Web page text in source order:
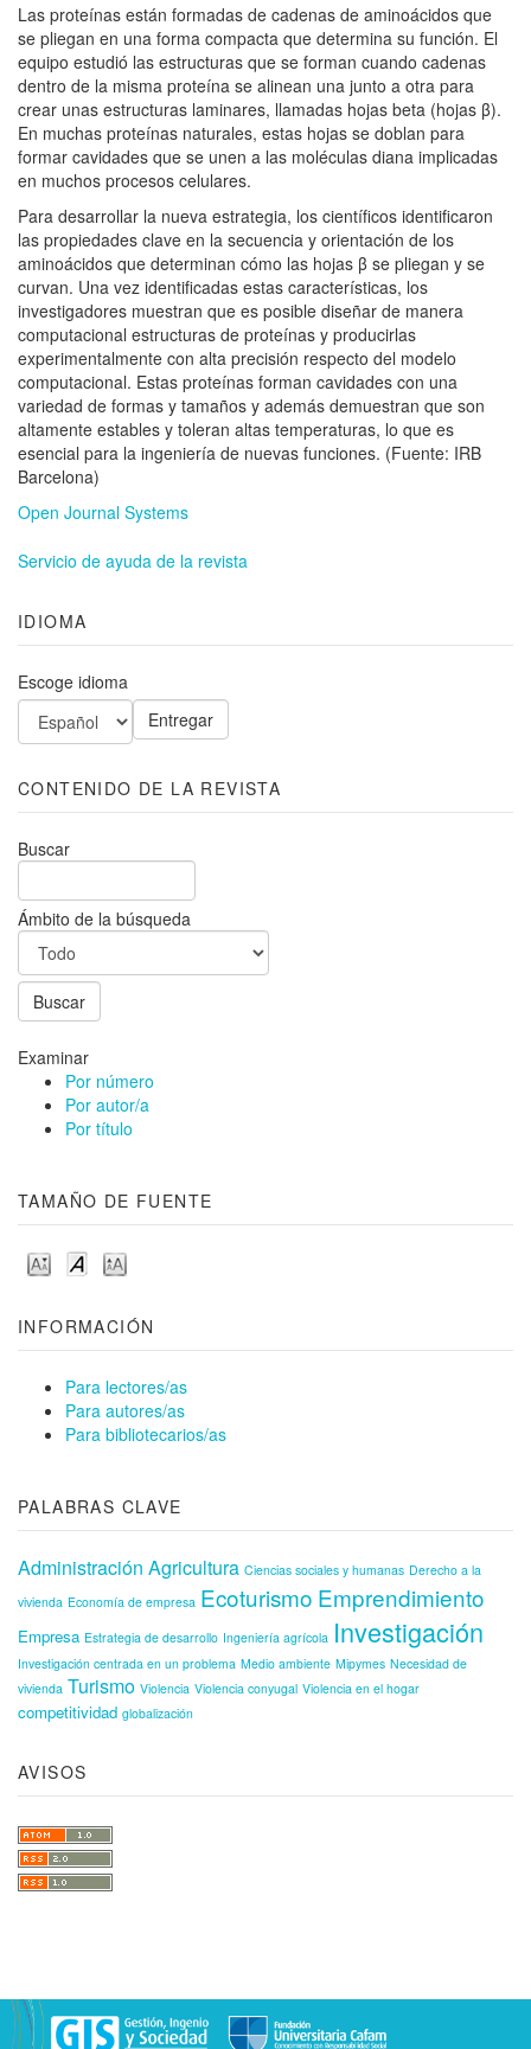
Las proteínas están formadas de cadenas de aminoácidos que
se pliegan en una forma compacta que determina su función. El
equipo estudió las estructuras que se forman cuando cadenas
dentro de la misma proteína se alinean una junto a otra para
crear unas estructuras laminares, llamadas hojas beta (hojas β).
En muchas proteínas naturales, estas hojas se doblan para
formar cavidades que se unen a las moléculas diana implicadas
en muchos procesos celulares.
Para desarrollar la nueva estrategia, los científicos identificaron
las propiedades clave en la secuencia y orientación de los
aminoácidos que determinan cómo las hojas β se pliegan y se
curvan. Una vez identificadas estas características, los
investigadores muestran que es posible diseñar de manera
computacional estructuras de proteínas y producirlas
experimentalmente con alta precisión respecto del modelo
computacional. Estas proteínas forman cavidades con una
variedad de formas y tamaños y además demuestran que son
altamente estables y toleran altas temperaturas, lo que es
esencial para la ingeniería de nuevas funciones. (Fuente: IRB
Barcelona)
Open Journal Systems
Servicio de ayuda de la revista
IDIOMA
Escoge idioma
CONTENIDO DE LA REVISTA
Buscar
Ámbito de la búsqueda
Examinar
Por número
Por autor/a
Por título
TAMAÑO DE FUENTE
INFORMACIÓN
Para lectores/as
Para autores/as
Para bibliotecarios/as
PALABRAS CLAVE
Administración Agricultura Ciencias sociales y humanas Derecho a la
vivienda Economía de empresa Ecoturismo Emprendimiento
Empresa Estrategia de desarrollo Ingeniería agrícola Investigación
Investigación centrada en un problema Medio ambiente Mipymes Necesidad de
vivienda Turismo Violencia Violencia conyugal Violencia en el hogar
competitividad globalización
AVISOS